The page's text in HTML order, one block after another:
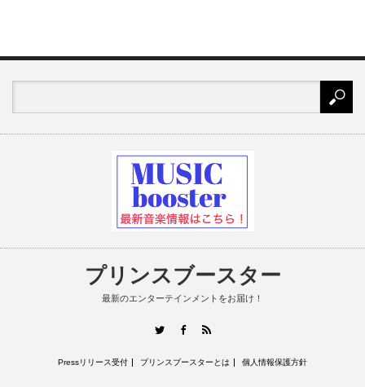
プリンスブースター
最新のエンターテインメントをお届け！
TwitterFacebook
Pressリリース受付 プリンスブースターとは 個人情報保護方針